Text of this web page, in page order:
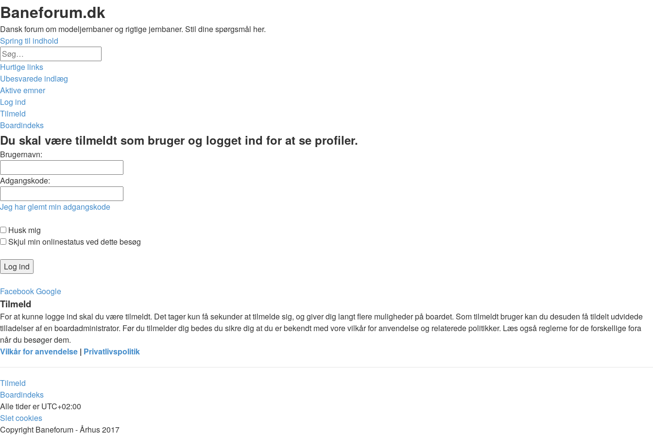
Baneforum.dk
Dansk forum om modeljernbaner og rigtige jernbaner. Stil dine spørgsmål her.
Spring til indhold
Hurtige links
Ubesvarede indlæg
Aktive emner
Log ind
Tilmeld
Boardindeks
Søg
Du skal være tilmeldt som bruger og logget ind for at se profiler.
Brugernavn:
Adgangskode:
Jeg har glemt min adgangskode
Husk mig
Skjul min onlinestatus ved dette besøg
FacebookGoogle
Tilmeld
For at kunne logge ind skal du være tilmeldt. Det tager kun få sekunder at tilmelde sig, og giver dig langt flere muligheder på boardet. Som tilmeldt bruger kan du desuden få tildelt udvidede
tilladelser af en boardadministrator. Før du tilmelder dig bedes du sikre dig at du er bekendt med vore vilkår for anvendelse og relaterede politikker. Læs også reglerne for de forskellige fora
når du besøger dem.
Vilkår for anvendelse | Privatlivspolitik
Tilmeld
Boardindeks
Alle tider erUTC+02:00
Slet cookies
Copyright Baneforum - Århus 2017